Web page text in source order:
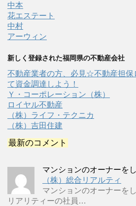
中本
花エステート
中村
アーウィン
新しく登録された福岡県の不動産会社
不動産業者の方、必見☆不動産担保
て資金調達しよう！
Ｙ・コーポレーション（株）
ロイヤル不動産
（株）ライフ・テクニカ
（株）吉田住建
最新のコメント
マンションのオーナーを
（株）総合リアルティ
マンションのオーナーを
リアリティーの社員…